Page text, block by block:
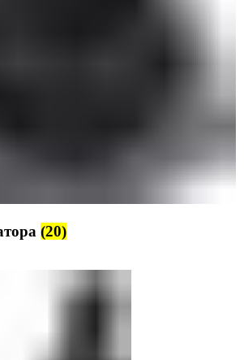
(20)